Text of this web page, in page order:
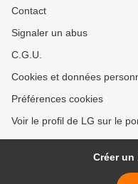
Contact
Signaler un abus
C.G.U.
Cookies et données
Préférences cookies
Voir le profil de LG sur le
Créer